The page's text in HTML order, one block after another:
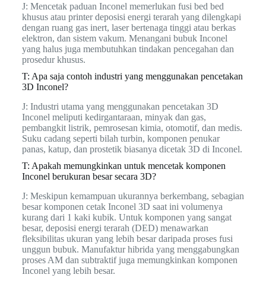
J: Mencetak paduan Inconel memerlukan fusi bed bed
khusus atau printer deposisi energi terarah yang dilengkapi
dengan ruang gas inert, laser bertenaga tinggi atau berkas
elektron, dan sistem vakum. Menangani bubuk Inconel
yang halus juga membutuhkan tindakan pencegahan dan
prosedur khusus.
T: Apa saja contoh industri yang menggunakan pencetakan
3D Inconel?
J: Industri utama yang menggunakan pencetakan 3D
Inconel meliputi kedirgantaraan, minyak dan gas,
pembangkit listrik, pemrosesan kimia, otomotif, dan medis.
Suku cadang seperti bilah turbin, komponen penukar
panas, katup, dan prostetik biasanya dicetak 3D di Inconel.
T: Apakah memungkinkan untuk mencetak komponen
Inconel berukuran besar secara 3D?
J: Meskipun kemampuan ukurannya berkembang, sebagian
besar komponen cetak Inconel 3D saat ini volumenya
kurang dari 1 kaki kubik. Untuk komponen yang sangat
besar, deposisi energi terarah (DED) menawarkan
fleksibilitas ukuran yang lebih besar daripada proses fusi
unggun bubuk. Manufaktur hibrida yang menggabungkan
proses AM dan subtraktif juga memungkinkan komponen
Inconel yang lebih besar.